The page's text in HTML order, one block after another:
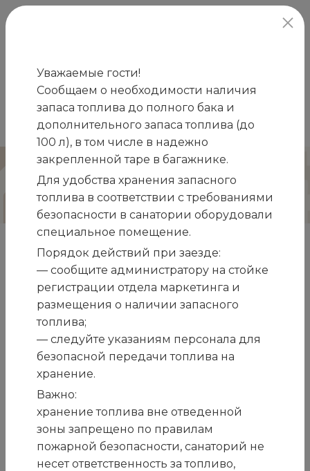
Главная / Развлечения /
Спортивная
площадка
Спортивная площадка
Многофункциональная спортивная площадка
санатория предоставляет каждому из Гостей
возможность заниматься любимыми видами
спорта.
Играя в подвижные игры на свежем воздухе,
можно не только интересно провести время и
повысить настроение, но и принести большую
пользу своему организму
Покрытие:
Прокат:инвентарь для большого тенниса, мяч
для футбола, волейбола, баскетбола, бадминтона.
Уважаемые гости!
Сообщаем о необходимости наличия
запаса топлива до полного бака и
дополнительного запаса топлива (до
100 л), в том числе в надежно
закрепленной таре в багажнике.
Для удобства хранения запасного
топлива в соответствии с требованиями
безопасности в санатории оборудовали
специальное помещение.
Порядок действий при заезде:
— сообщите администратору на стойке
регистрации отдела маркетинга и
размещения о наличии запасного
топлива;
— следуйте указаниям персонала для
безопасной передачи топлива на
хранение.
Важно:
хранение топлива вне отведенной
зоны запрещено по правилам
пожарной безопасности, санаторий не
несет ответственность за топливо,